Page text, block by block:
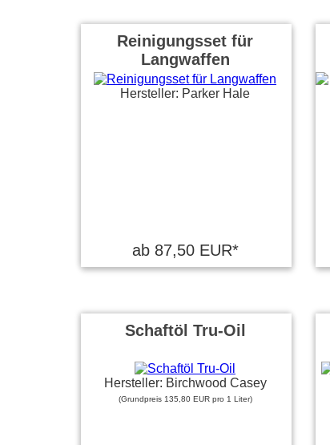
Reinigungsset für
Langwaffen
Hersteller: Parker Hale
ab 87,50 EUR*
Schaftöl Tru-Oil
Hersteller: Birchwood Casey
(Grundpreis 135,80 EUR pro 1 Liter)